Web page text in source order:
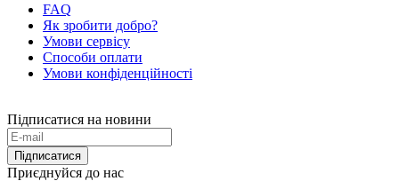
FAQ
Як зробити добро?
Умови сервісу
Способи оплати
Умови конфіденційності
Підписатися на новини
Підписатися
Приєднуйся до нас